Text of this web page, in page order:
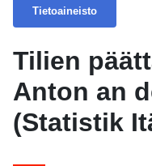
Tietoaineisto
Tilien
Anton an
(Statistik